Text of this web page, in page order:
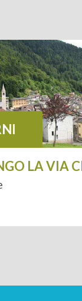
LA VIA